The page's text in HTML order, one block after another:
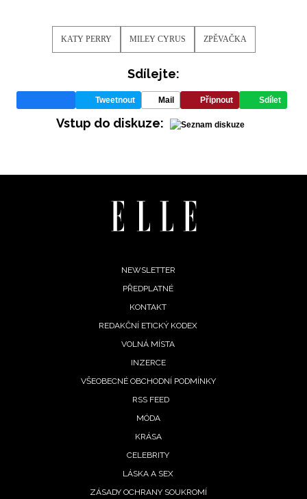
Přihlášením k newsletteru souhlasíte s
podmínkami společnosti BurdaMedia Extra s.r.o.
potvrzujete, že jste se seznámili se
- BurdaMedia Extra s.r.o. bude s
Vašimi údaji pracovat zejména k organizaci a
KATY PERRY MILEY CYRUS ZPĚVAČKA
Sdílejte:
Tweetnout Mail Připnout Sdílet
Vstup do diskuze:
NEWSLETTER
PŘEDPLATNÉ
KONTAKT
REDAKČNÍ ETICKÝ KODEX
VOLNÁ MÍSTA
INZERCE
VŠEOBECNÉ OBCHODNÍ PODMÍNKY
RSS FEED
MÓDA
KRÁSA
CELEBRITY
LÁSKA A SEX
ZÁSADY OCHRANY SOUKROMÍ